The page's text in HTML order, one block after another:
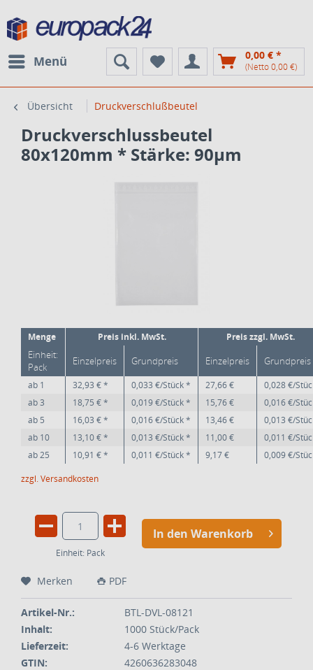
Menü 0,00 € *
(Netto 0,00 €)
Übersicht Druckverschlußbeutel
Druckverschlussbeutel
80x120mm * Stärke: 90µm
Menge Preis inkl. MwSt. Preis zzgl. MwSt.
Einheit:
Pack
Einzelpreis Grundpreis Einzelpreis Grundpreis
ab 1 32,93 € * 0,033 €/Stück * 27,66 €
0,028 €/
ab3 18,75 € * 0,019 €/Stück * 15,76 €
0,016 €/
ab 5 16,03 € * 0,016 €/Stück * 13,46 €
0,013 €/
ab 10 13,10 € * 0,013 €/Stück * 11,00 €
0,011 €/
ab25 10,91 € * 0,011 €/Stück * 9,17 €
0,009 €/
zzgl. Versandkosten
Einheit: Pack
In den Warenkorb
Merken PDF
Artikel-Nr.:
BTL-DVL-08121
Inhalt:
1000 Stück/Pack
Lieferzeit:
4-6 Werktage
GTIN:
4260636283048